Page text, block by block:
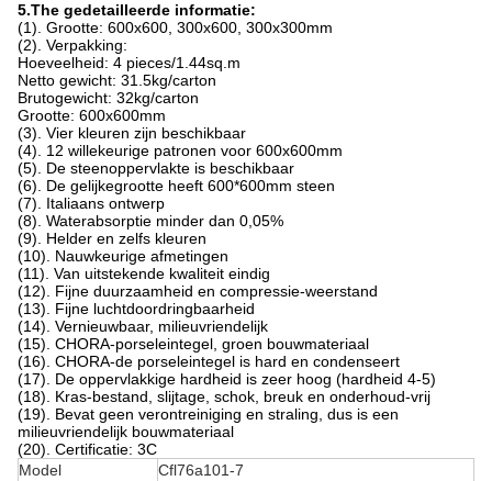
5.The gedetailleerde informatie:
(1). Grootte: 600x600, 300x600, 300x300mm
(2). Verpakking:
Hoeveelheid: 4 pieces/1.44sq.m
Netto gewicht: 31.5kg/carton
Brutogewicht: 32kg/carton
Grootte: 600x600mm
(3). Vier kleuren zijn beschikbaar
(4). 12 willekeurige patronen voor 600x600mm
(5). De steenoppervlakte is beschikbaar
(6). De gelijkegrootte heeft 600*600mm steen
(7). Italiaans ontwerp
(8). Waterabsorptie minder dan 0,05%
(9). Helder en zelfs kleuren
(10). Nauwkeurige afmetingen
(11). Van uitstekende kwaliteit eindig
(12). Fijne duurzaamheid en compressie-weerstand
(13). Fijne luchtdoordringbaarheid
(14). Vernieuwbaar, milieuvriendelijk
(15). CHORA-porseleintegel, groen bouwmateriaal
(16). CHORA-de porseleintegel is hard en condenseert
(17). De oppervlakkige hardheid is zeer hoog (hardheid 4-5)
(18). Kras-bestand, slijtage, schok, breuk en onderhoud-vrij
(19). Bevat geen verontreiniging en straling, dus is een
milieuvriendelijk bouwmateriaal
(20). Certificatie: 3C
Model
Cfl76a101-7